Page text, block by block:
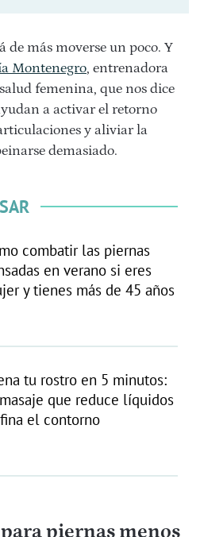
de más moverse un poco. Y
Montenegro, entrenadora
femenina, que nos dice
a activar el retorno
y aliviar la
demasiado.
combatir las piernas
en verano si eres
y tienes más de 45 años
tu rostro en 5 minutos:
que reduce líquidos
el contorno
piernas menos